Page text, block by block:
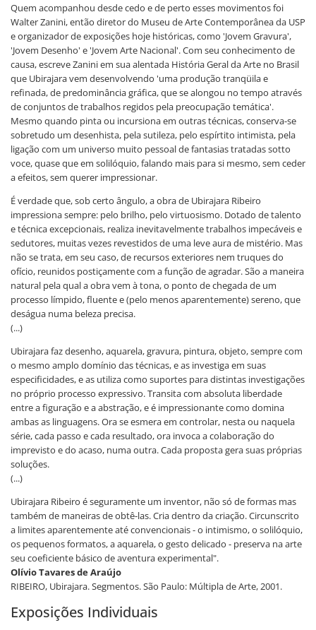
Quem acompanhou desde cedo e de perto esses movimentos foi
Walter Zanini, então diretor do Museu de Arte Contemporânea da USP
e organizador de exposições hoje históricas, como 'Jovem Gravura',
'Jovem Desenho' e 'Jovem Arte Nacional'. Com seu conhecimento de
causa, escreve Zanini em sua alentada História Geral da Arte no Brasil
que Ubirajara vem desenvolvendo 'uma produção tranqüila e
refinada, de predominância gráfica, que se alongou no tempo através
de conjuntos de trabalhos regidos pela preocupação temática'.
Mesmo quando pinta ou incursiona em outras técnicas, conserva-se
sobretudo um desenhista, pela sutileza, pelo espírtito intimista, pela
ligação com um universo muito pessoal de fantasias tratadas sotto
voce, quase que em solilóquio, falando mais para si mesmo, sem ceder
a efeitos, sem querer impressionar.
É verdade que, sob certo ângulo, a obra de Ubirajara Ribeiro
impressiona sempre: pelo brilho, pelo virtuosismo. Dotado de talento
e técnica excepcionais, realiza inevitavelmente trabalhos impecáveis e
sedutores, muitas vezes revestidos de uma leve aura de mistério. Mas
não se trata, em seu caso, de recursos exteriores nem truques do
ofício, reunidos postiçamente com a função de agradar. São a maneira
natural pela qual a obra vem à tona, o ponto de chegada de um
processo límpido, fluente e (pelo menos aparentemente) sereno, que
deságua numa beleza precisa.
(...)
Ubirajara faz desenho, aquarela, gravura, pintura, objeto, sempre com
o mesmo amplo domínio das técnicas, e as investiga em suas
especificidades, e as utiliza como suportes para distintas investigações
no próprio processo expressivo. Transita com absoluta liberdade
entre a figuração e a abstração, e é impressionante como domina
ambas as linguagens. Ora se esmera em controlar, nesta ou naquela
série, cada passo e cada resultado, ora invoca a colaboração do
imprevisto e do acaso, numa outra. Cada proposta gera suas próprias
soluções.
(...)
Ubirajara Ribeiro é seguramente um inventor, não só de formas mas
também de maneiras de obtê-las. Cria dentro da criação. Circunscrito
a limites aparentemente até convencionais - o intimismo, o solilóquio,
os pequenos formatos, a aquarela, o gesto delicado - preserva na arte
seu coeficiente básico de aventura experimental".
Olívio Tavares de Araújo
RIBEIRO, Ubirajara. Segmentos. São Paulo: Múltipla de Arte, 2001.
Exposições Individuais